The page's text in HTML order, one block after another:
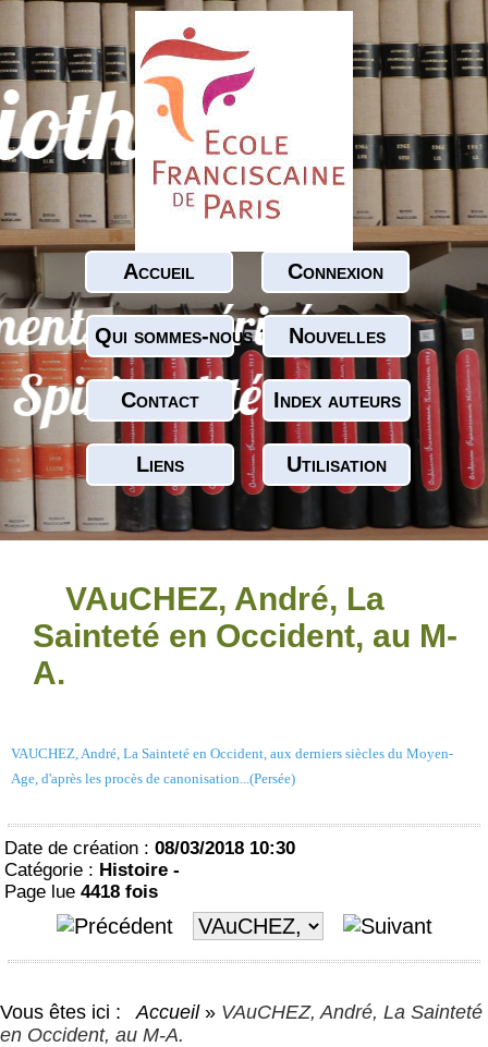
Accueil Connexion
Qui sommes-nous ? Nouvelles
Contact Index auteurs
Liens Utilisation
VAuCHEZ, André, La
Sainteté en Occident, au M-
A.
VAUCHEZ, André, La Sainteté en Occident, aux derniers siècles du Moyen-
Age, d'après les procès de canonisation...(Persée)
Date de création : 08/03/2018 10:30
Catégorie : Histoire -
Page lue 4418 fois
Vous êtes ici : Accueil » VAuCHEZ, André, La Sainteté
en Occident, au M-A.